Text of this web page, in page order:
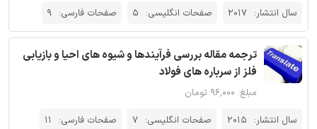
سال انتشار: 2017 صفحات انگلیسی: 5 صفحات فارسی: 9
ترجمه مقاله بررسی فرآیندها و شیوه های احیا و بازیابی
فلز از سرباره های فولاد
مبلغ: ۹۶,۰۰۰ تومان
سال انتشار: 2015 صفحات انگلیسی: 7 صفحات فارسی: 11